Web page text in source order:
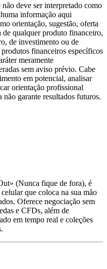
deve ser interpretado como
informação aqui
orientação, sugestão, oferta
qualquer produto financeiro,
de investimento ou de
financeiros específicos
meramente
sem aviso prévio. Cabe
em potencial, analisar
orientação profissional
não garante resultados futuros.
(Nunca fique de fora), é
que coloca na sua mão
Oferece negociação sem
e CFDs, além de
em tempo real e coleções